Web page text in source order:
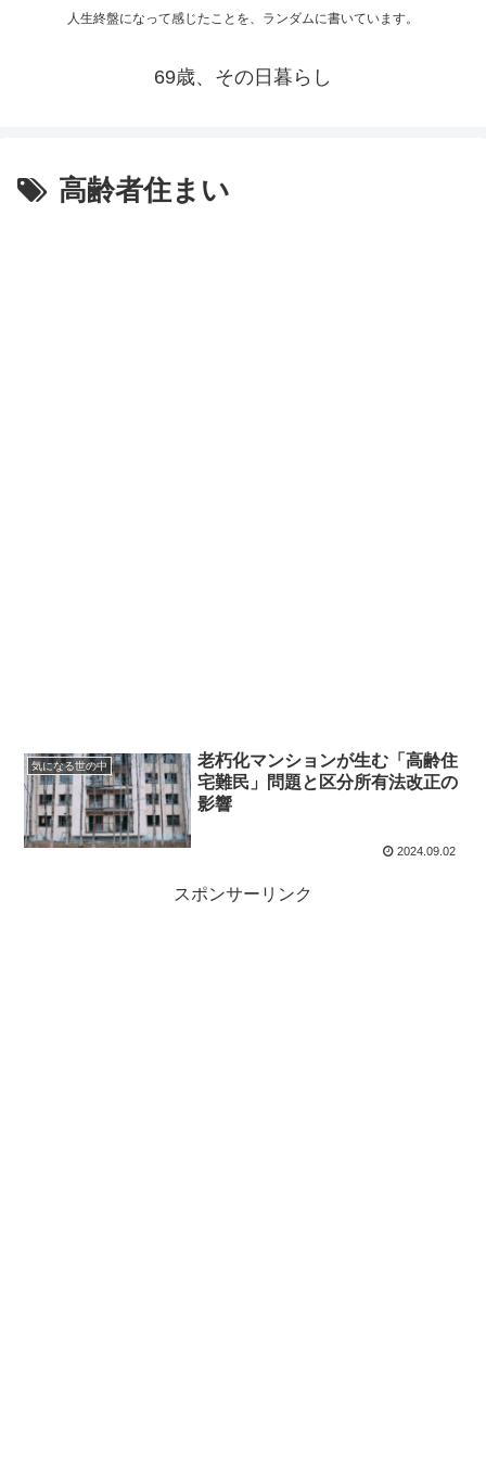
人生終盤になって感じたことを、ランダムに書いています。
69歳、その日暮らし
高齢者住まい
気になる世の中
老朽化マンションが生む「高齢住
宅難民」問題と区分所有法改正の
影響
2024.09.02
スポンサーリンク